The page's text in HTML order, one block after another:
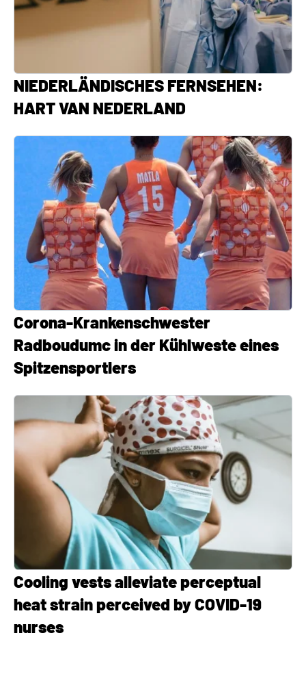
NIEDERLÄNDISCHES FERNSEHEN:
HART VAN NEDERLAND
Corona-Krankenschwester
Radboudumc in der Kühlweste eines
Spitzensportlers
Cooling vests alleviate perceptual
heat strain perceived by COVID-19
nurses